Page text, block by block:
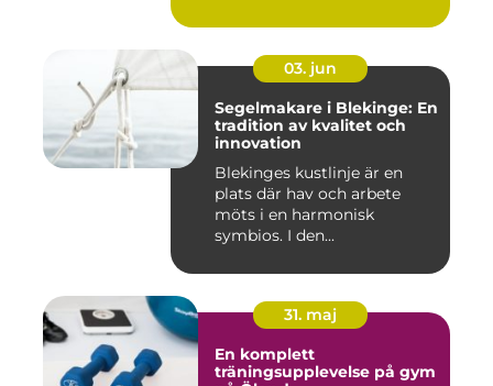
03. jun
Segelmakare i Blekinge: En
tradition av kvalitet och
innovation
Blekinges kustlinje är en
plats där hav och arbete
möts i en harmonisk
symbios. I den...
31. maj
En komplett
träningsupplevelse på gym